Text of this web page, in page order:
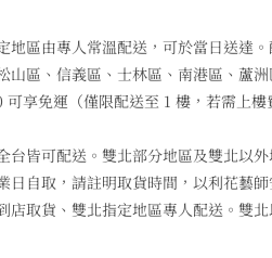
地區由專人常溫配送，可於當日送達
山區、信義區、士林區、南港區、蘆
享免運（僅限配送至 1 樓，若需上
台皆可配送。雙北部分地區及雙北以
日自取，請註明取貨時間，以利花藝
店取貨、雙北指定地區專人配送。雙